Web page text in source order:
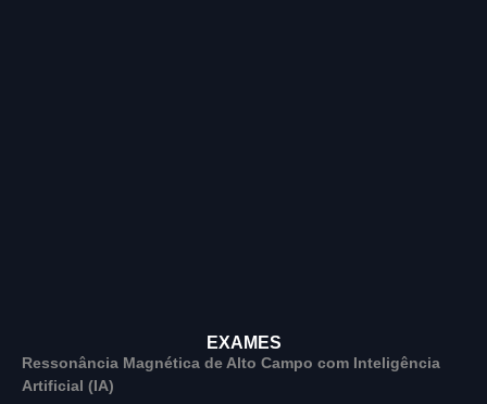
EXAMES
Ressonância Magnética de Alto Campo com Inteligência
Artificial (IA)